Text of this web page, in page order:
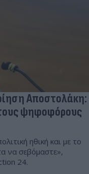
Αποστολάκη:
ψηφοφόρους
ηθική και με το
να σεβόμαστε»,
24.